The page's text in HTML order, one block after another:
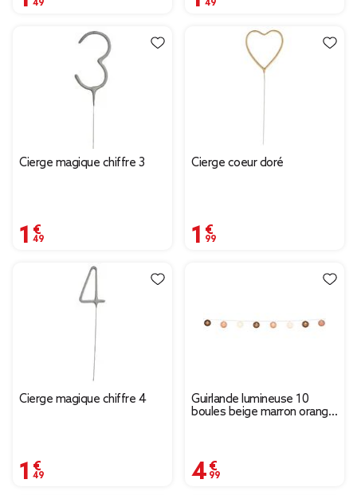
Cierge magique chiffre 3
1,49 €
Cierge coeur doré
1,99 €
Cierge magique chiffre 4
1,49 €
Guirlande lumineuse 10
boules beige marron orange
4,99 €